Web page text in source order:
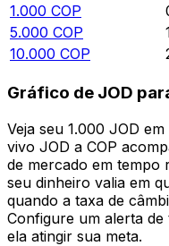
1.000 COP
5.000 COP
10.000 COP
Gráfico de JOD
Veja seu 1.000 JOD
vivo JOD a COP
de mercado em tempo
seu dinheiro valia em
quando a taxa de
Configure um alerta
ela atingir sua meta.